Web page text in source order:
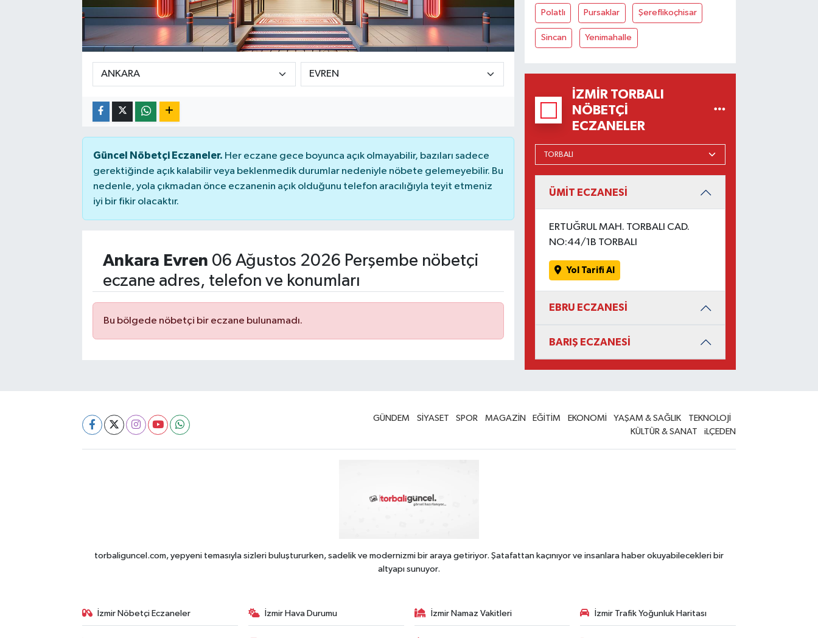
Güncel Nöbetçi Eczaneler. Her eczane gece boyunca açık olmayabilir, bazıları sadece
gerektiğinde açık kalabilir veya beklenmedik durumlar nedeniyle nöbete gelemeyebilir. Bu
nedenle, yola çıkmadan önce eczanenin açık olduğunu telefon aracılığıyla teyit etmeniz
iyi bir fikir olacaktır.
Ankara Evren 06 Ağustos 2026 Perşembe nöbetçi
eczane adres, telefon ve konumları
Bu bölgede nöbetçi bir eczane bulunamadı.
Polatlı Pursaklar Şereflikoçhisar
Sincan Yenimahalle
İZMIR TORBALI
NÖBETÇI
ECZANELER
ÜMİT ECZANESİ
ERTUĞRUL MAH. TORBALI CAD.
NO:44/1B TORBALI
Yol Tarifi Al
EBRU ECZANESİ
BARIŞ ECZANESİ
GÜNDEM SİYASET SPOR MAGAZİN EĞİTİM EKONOMİ YAŞAM & SAĞLIK
TEKNOLOJİ
KÜLTÜR & SANAT
iLÇEDEN
torbaliguncel.com, yepyeni temasıyla sizleri buluştururken, sadelik ve modernizmi bir araya getiriyor. Şatafattan kaçınıyor ve insanlara haber okuyabilecekleri bir
altyapı sunuyor.
İzmir Nöbetçi Eczaneler İzmir Hava Durumu İzmir Namaz Vakitleri İzmir Trafik Yoğunluk Haritası